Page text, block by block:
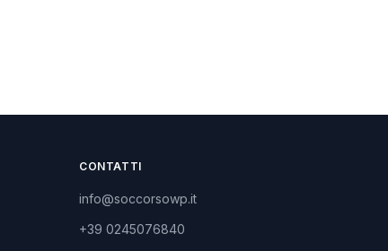
CONTATTI
info@soccorsowp.it
+39 0245076840